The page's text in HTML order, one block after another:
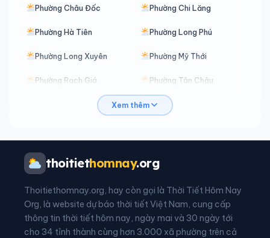
Phường Châu Đốc Phường Chi Lăng
Phường Hà Tiên Phường Long Phú
Phường Long Xuyên Phường Mỹ Thới
Phường Rạch Giá Phường Tân Châu
Phường Tịnh Biên
Phường Vĩnh Thông
Xã An Châu
Xã An Minh Xã An Phú
Xã Ba Chúc Xã Bình An
Xem thêm
thoitiethomnay.org
Thoitiethomnay.org, hay còn gọi là Thời Tiết Hôm Nay
Org, là website dự báo thời tiết Việt Nam, cung cấp
thông tin thời tiết hôm nay, ngày mai và 30 ngày tới
cho 34 tỉnh thành cùng hơn 3.000 xã phường trên cả